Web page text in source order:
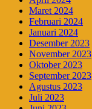
Maret 2024
Februari 2024
Januari 2024
Desember 2023
November 2023
Oktober 2023
September 2023
Agustus 2023
Juli 2023